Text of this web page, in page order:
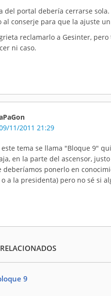
del portal debería cerrarse
al conserje para que la ajuste
reclamarlo a Gesinter,
ni caso.
11/2011 21:29
este tema se llama "Bloque 9"
en la parte del ascensor,
deberíamos ponerlo en
a la presidenta) pero no sé si
9